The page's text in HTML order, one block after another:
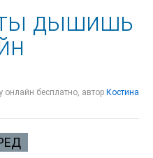
дышишь
онлайн бесплатно, автор Костина